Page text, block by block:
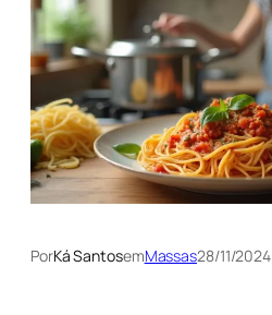
PorKá SantosemMassas28/11/2024